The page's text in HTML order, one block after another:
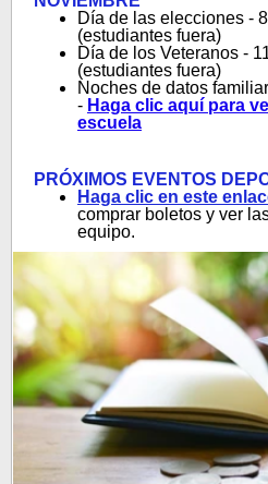
Día de las elecciones -
(estudiantes fuera)
Día de los Veteranos -
(estudiantes fuera)
Noches de datos
- Haga clic aquí para
escuela
PRÓXIMOS EVENTOS
Haga clic en este
comprar boletos y ver
equipo.